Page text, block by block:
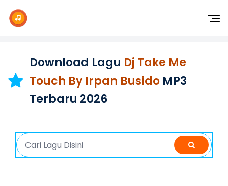
Dangdut
Indonesia
K-Pop
Download Lagu Dj Take Me
Touch By Irpan Busido MP3
Terbaru 2026